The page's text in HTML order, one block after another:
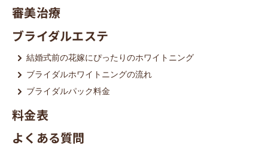
審美治療
ブライダルエステ
結婚式前の花嫁にぴったりのホワイトニング
ブライダルホワイトニングの流れ
ブライダルパック料金
料金表
よくある質問